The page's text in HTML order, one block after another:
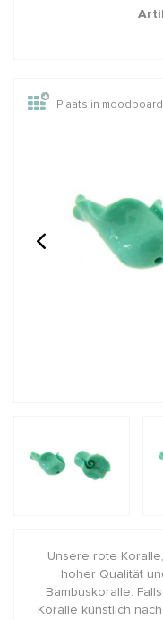
knijpkraaltjes buis ca.
2x2mm
Rijggat ca. 1.2mm
Klik voor staffelkorting
Plaats in moodboard
Unsere rote
hoher Qualität
Bambuskoralle.
Koralle künstlich